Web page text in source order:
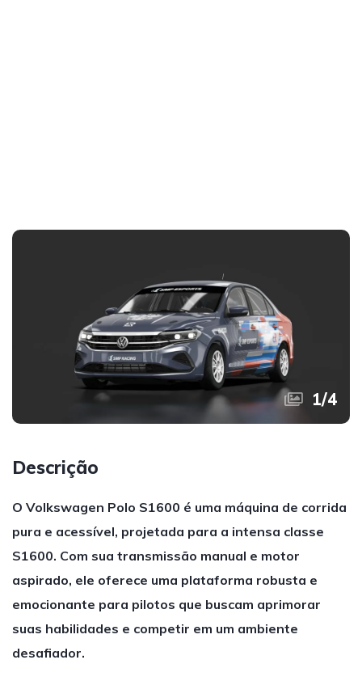
1/4
Descrição
O Volkswagen Polo S1600 é uma máquina de corrida
pura e acessível, projetada para a intensa classe
S1600. Com sua transmissão manual e motor
aspirado, ele oferece uma plataforma robusta e
emocionante para pilotos que buscam aprimorar
suas habilidades e competir em um ambiente
desafiador.